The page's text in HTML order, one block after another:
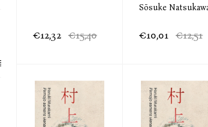
€12,32 €15,40
Sōsuke
€10,01 €12,51